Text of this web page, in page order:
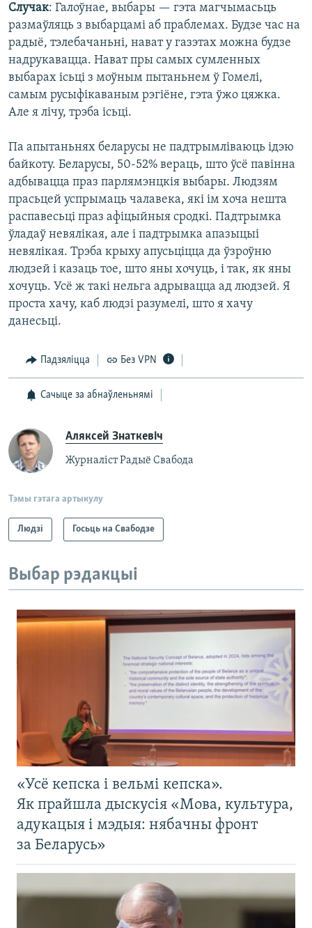
Случак: Галоўнае, выбары — гэта магчымасьць
размаўляць з выбарцамі аб праблемах. Будзе час на
радыё, тэлебачаньні, нават у газэтах можна будзе
надрукавацца. Нават пры самых сумленных
выбарах ісьці з моўным пытаньнем ў Гомелі,
самым русыфікаваным рэгіёне, гэта ўжо цяжка.
Але я лічу, трэба ісьці.
Па апытаньнях беларусы не падтрымліваюць ідэю
байкоту. Беларусы, 50-52% вераць, што ўсё павінна
адбывацца праз парлямэнцкія выбары. Людзям
прасьцей успрымаць чалавека, які ім хоча нешта
распавесьці праз афіцыйныя сродкі. Падтрымка
ўладаў невялікая, але і падтрымка апазыцыі
невялікая. Трэба крыху апусьціцца да ўзроўню
людзей і казаць тое, што яны хочуць, і так, як яны
хочуць. Усё ж такі нельга адрывацца ад людзей. Я
проста хачу, каб людзі разумелі, што я хачу
данесьці.
Падзяліцца Без VPN
Сачыце за абнаўленьнямі
Аляксей Знаткевіч
Журналіст Радыё Свабода
Тэмы гэтага артыкулу
Людзі Госьць на Свабодзе
Выбар рэдакцыі
«Усё кепска і вельмі кепска».
Як прайшла дыскусія «Мова, культура,
адукацыя і мэдыя: нябачны фронт
за Беларусь»